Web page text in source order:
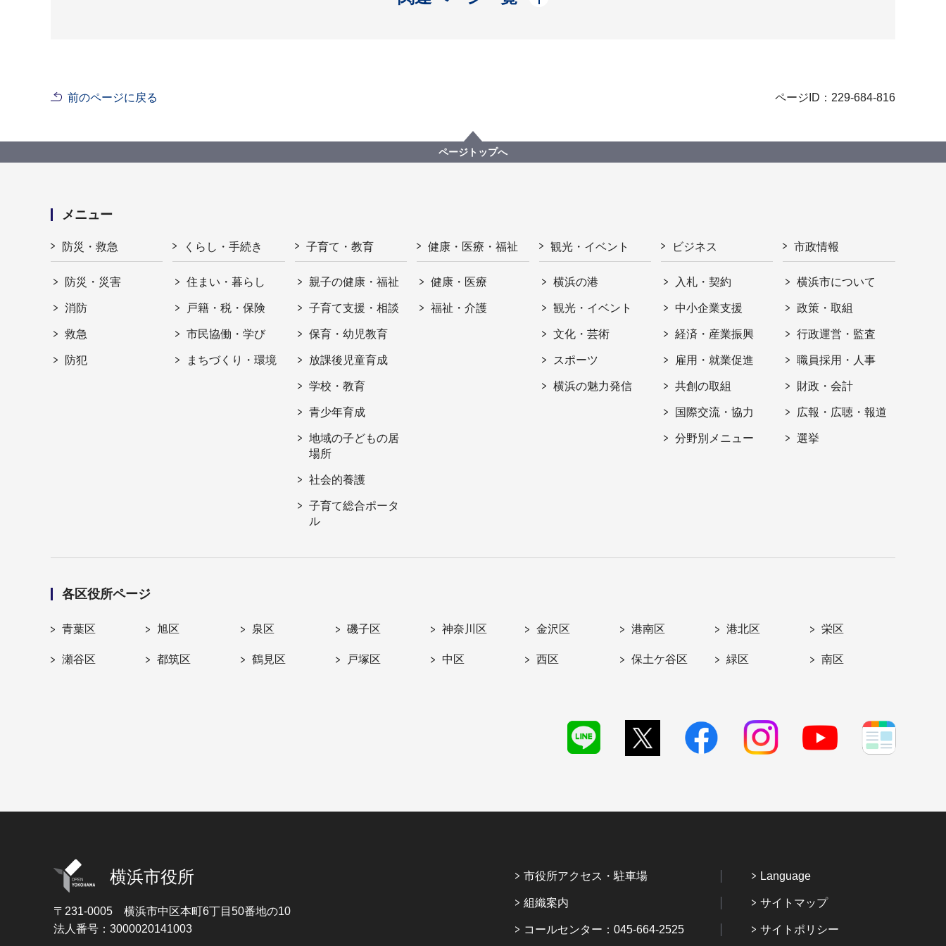
前のページに戻る ページID：229-684-816
ページトップへ
メニュー
防災・救急
防災・災害
消防
救急
防犯
くらし・手続き
住まい・暮らし
戸籍・税・保険
市民協働・学び
まちづくり・環境
子育て・教育
親子の健康・福祉
子育て支援・相談
保育・幼児教育
放課後児童育成
学校・教育
青少年育成
地域の子どもの居
場所
社会的養護
子育て総合ポータ
ル
健康・医療・福祉
健康・医療
福祉・介護
観光・イベント
横浜の港
観光・イベント
文化・芸術
スポーツ
横浜の魅力発信
ビジネス
入札・契約
中小企業支援
経済・産業振興
雇用・就業促進
共創の取組
国際交流・協力
分野別メニュー
市政情報
横浜市について
政策・取組
行政運営・監査
職員採用・人事
財政・会計
広報・広聴・報道
選挙
各区役所ページ
青葉区 旭区 泉区 磯子区 神奈川区 金沢区 港南区 港北区 栄区
瀬谷区 都筑区 鶴見区 戸塚区 中区 西区 保土ケ谷区 緑区 南区
横浜市役所
〒231-0005 横浜市中区本町6丁目50番地の10
法人番号：3000020141003
市役所アクセス・駐車場
組織案内
コールセンター：045-664-2525
Language
サイトマップ
サイトポリシー